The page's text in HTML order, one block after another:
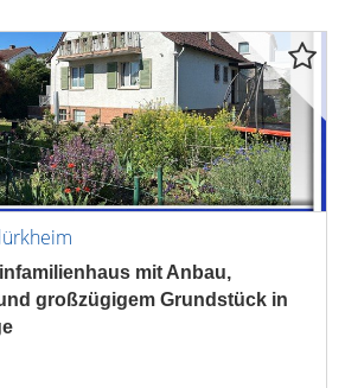
mit Anbau,
großzügigem Grundstück in